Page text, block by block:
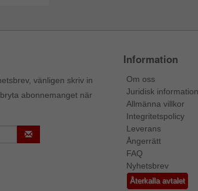
vänligen skriv in
abonnemanget när
Information
Om oss
Juridisk information
Allmänna villkor
Integritetspolicy
Leverans
Ångerrätt
FAQ
Nyhetsbrev
Återkalla avtalet